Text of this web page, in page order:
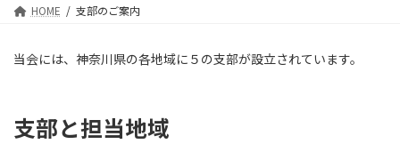
HOME 支部のご案内
当会には、神奈川県の各地域に５の支部が設立されています。
支部と担当地域